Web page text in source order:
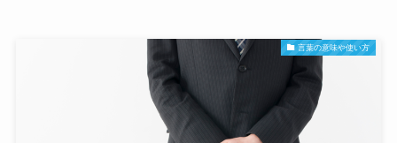
言葉の意味や使い方